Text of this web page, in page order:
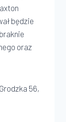
będzie
oraz
56,